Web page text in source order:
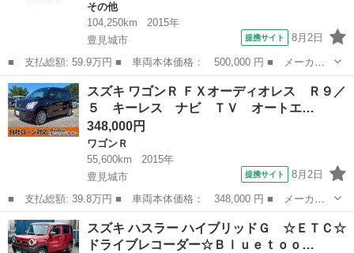
その他
104,250km
2015年
豊見城市
提携サイト 8月2日
■ 支払総額: 59.9万円 ■ 車両本体価格： 500,000 円 ■ メーカー
名： スズキ ■ 車種名： ハスラー ■ グレード名： Ｇ １年保
証付き 衝突被害軽減システム 禁煙車 シートヒーター オートエ
アコン ＣＤ...
沖縄 豊見城市 その他
スズキ ワゴンＲ ＦＸオーディオレス Ｒ９／
５ キーレス ナビ ＴＶ オートエ…
348,000円
ワゴンＲ
55,600km
2015年
豊見城市
提携サイト 8月2日
■ 支払総額: 39.8万円 ■ 車両本体価格： 348,000 円 ■ メーカー
名： スズキ ■ 車種名： ワゴンＲ ■ グレード名： ＦＸオーデ
ィオレス Ｒ９／５ キーレス ナビ ＴＶ オートエアコン ＥＴ
Ｃ 運転席エ...
沖縄 豊見城市 ワゴンＲ
スズキ ハスラー ハイブリッドＧ ☆ＥＴＣ☆
ドライブレコーダー☆Ｂｌｕｅｔｏｏ…